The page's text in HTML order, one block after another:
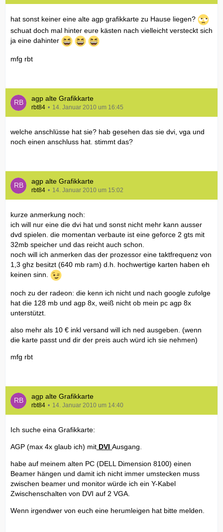
hat sonst keiner eine alte agp grafikkarte zu Hause liegen?
schuat doch mal hinter eure kästen nach vielleicht versteckt sich
ja eine dahinter
mfg rbt
agp alte Grafikkarte
rbt84 14. Januar 2010 um 16:45
welche anschlüsse hat sie? hab gesehen das sie dvi, vga und
noch einen anschluss hat. stimmt das?
agp alte Grafikkarte
rbt84 14. Januar 2010 um 15:02
kurze anmerkung noch:
ich will nur eine die dvi hat und sonst nicht mehr kann ausser
dvd spielen. die momentan verbaute ist eine geforce 2 gts mit
32mb speicher und das reicht auch schon.
noch will ich anmerken das der prozessor eine taktfrequenz von
1,3 ghz besitzt (640 mb ram) d.h. hochwertige karten haben eh
keinen sinn.
noch zu der radeon: die kenn ich nicht und nach google zufolge
hat die 128 mb und agp 8x, weiß nicht ob mein pc agp 8x
unterstützt.
also mehr als 10 € inkl versand will ich ned ausgeben. (wenn
die karte passt und dir der preis auch würd ich sie nehmen)
mfg rbt
agp alte Grafikkarte
rbt84 14. Januar 2010 um 14:40
Ich suche eina Grafikkarte:
AGP (max 4x glaub ich) mit DVI Ausgang.
habe auf meinem alten PC (DELL Dimension 8100) einen
Beamer hängen und damit ich nicht immer umstecken muss
zwischen beamer und monitor würde ich ein Y-Kabel
Zwischenschalten von DVI auf 2 VGA.
Wenn irgendwer von euch eine herumleigen hat bitte melden.